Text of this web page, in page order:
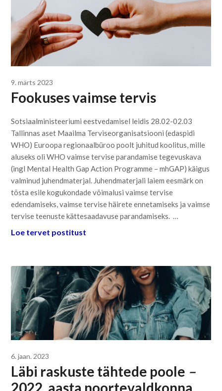
9. märts 2023
Fookuses vaimse tervis
Sotsiaalministeeriumi eestvedamisel leidis 28.02-02.03
Tallinnas aset Maailma Terviseorganisatsiooni (edaspidi
WHO) Euroopa regionaalbüroo poolt juhitud koolitus, mille
aluseks oli WHO vaimse tervise parandamise tegevuskava
(ingl Mental Health Gap Action Programme – mhGAP) käigus
valminud juhendmaterjal. Juhendmaterjali laiem eesmärk on
tõsta esile kogukondade võimalusi vaimse tervise
edendamiseks, vaimse tervise häirete ennetamiseks ja vaimse
tervise teenuste kättesaadavuse parandamiseks. …
Loe tervet postitust
6. jaan. 2023
Läbi raskuste tähtede poole –
2022. aasta noortevaldkonna